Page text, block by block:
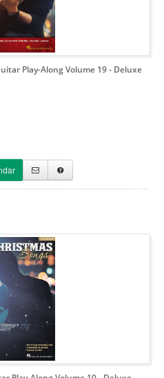
Play-Along Volume 19- Deluxe